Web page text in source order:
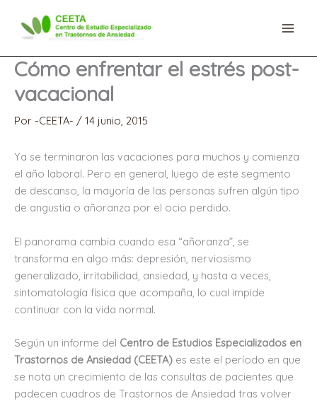
contenido
Cómo enfrentar el estrés post-
vacacional
Por -CEETA- / 14 junio, 2015
Ya se terminaron las vacaciones para muchos y comienza
el año laboral. Pero en general, luego de este segmento
de descanso, la mayoría de las personas sufren algún tipo
de angustia o añoranza por el ocio perdido.
El panorama cambia cuando esa “añoranza”, se
transforma en algo más: depresión, nerviosismo
generalizado, irritabilidad, ansiedad, y hasta a veces,
sintomatología física que acompaña, lo cual impide
continuar con la vida normal.
Según un informe del Centro de Estudios Especializados en
Trastornos de Ansiedad (CEETA) es este el período en que
se nota un crecimiento de las consultas de pacientes que
padecen cuadros de Trastornos de Ansiedad tras volver